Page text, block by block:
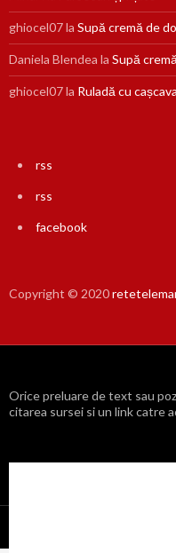
ghiocel07la Supă cremă de
Daniela Blendea la Supă
ghiocel07la Ruladă cu
rss
rss
facebook
Copyright © 2020
Orice preluare de text sau
citarea sursei si un link catre